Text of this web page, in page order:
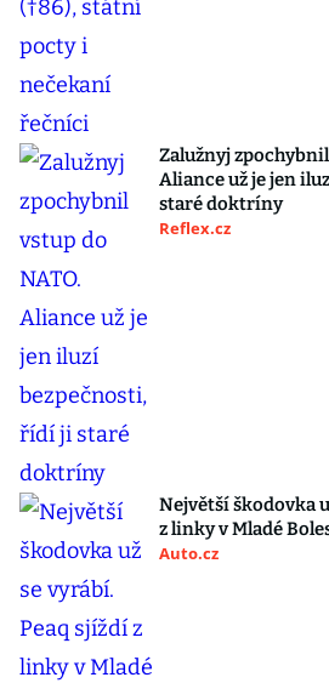
Zalužnyj
Aliance už je jen
staré doktríny
Reflex.cz
Největší škodovka
z linky v Mladé
Auto.cz